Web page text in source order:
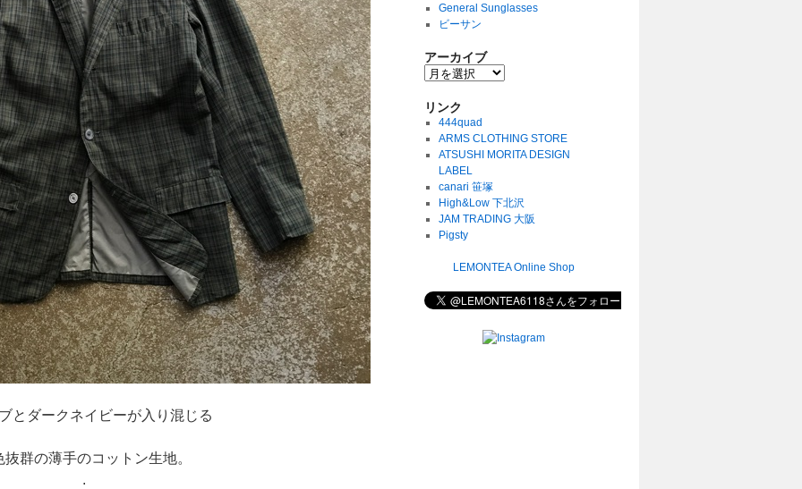
とダークネイビーが入り混じる
抜群の薄手のコットン生地。
.
General Sunglasses
ビーサン
アーカイブ
リンク
444quad
ARMS CLOTHING STORE
ATSUSHI MORITA DESIGN
LABEL
canari 笹塚
High&Low 下北沢
JAM TRADING 大阪
Pigsty
LEMONTEA Online Shop